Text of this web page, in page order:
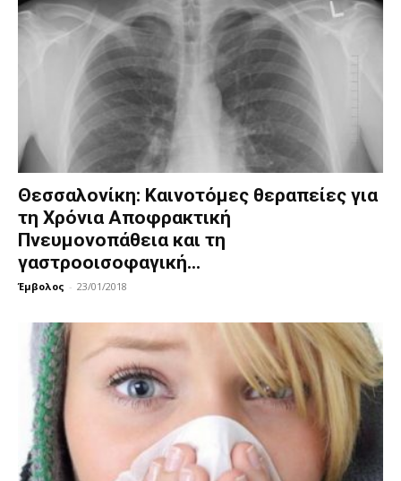
Θεσσαλονίκη: Καινοτόμες θεραπείες για
τη Χρόνια Αποφρακτική
Πνευμονοπάθεια και τη
γαστροοισοφαγική...
Έμβολος - 23/01/2018